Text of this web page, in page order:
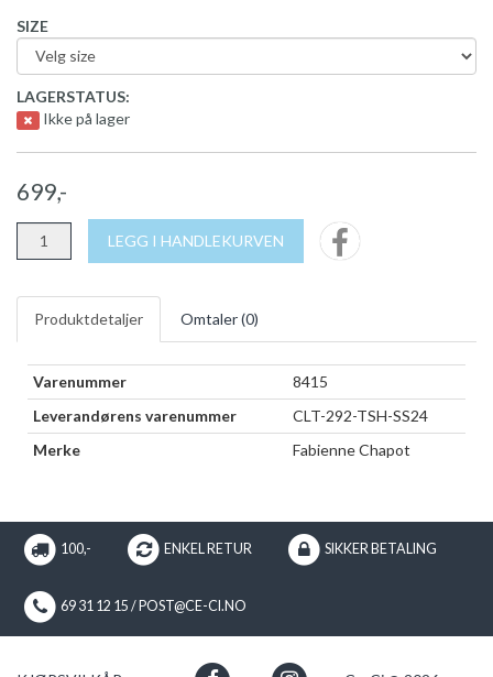
SIZE
LAGERSTATUS:
Ikke på lager
699,-
LEGG I HANDLEKURVEN
Produktdetaljer Omtaler (0)
Varenummer
8415
Leverandørens varenummer
CLT-292-TSH-SS24
Merke
Fabienne Chapot
100,- ENKEL RETUR SIKKER BETALING
69 31 12 15 / POST@CE-CI.NO